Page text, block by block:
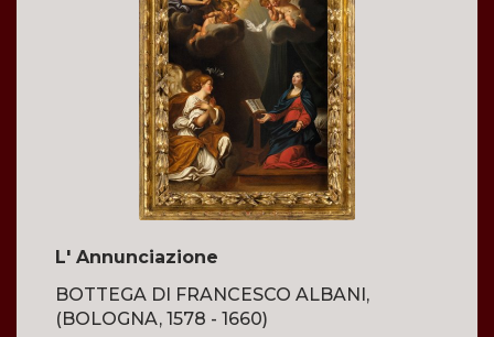
L' Annunciazione
BOTTEGA DI FRANCESCO ALBANI,
(BOLOGNA, 1578 - 1660)